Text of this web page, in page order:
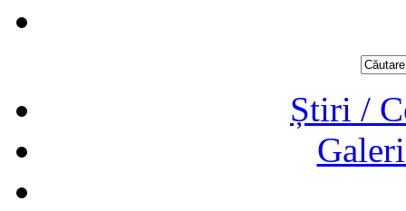
Știri /